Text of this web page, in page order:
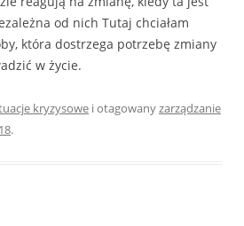
od nich Tutaj chciałam
która dostrzega potrzebę zmiany
w życie.
kryzysowe i otagowanyzarządzanie
.